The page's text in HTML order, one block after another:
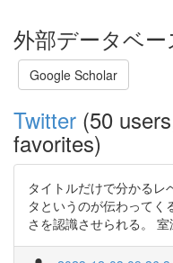
外部データベ
Google Scholar
Twitter (50
favorites)
タイトルだけで分かるレ
タというのが伝わってく
さを認識させられる。